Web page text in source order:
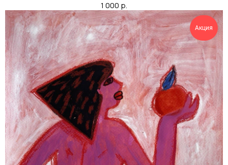
1 000 р.
Акция